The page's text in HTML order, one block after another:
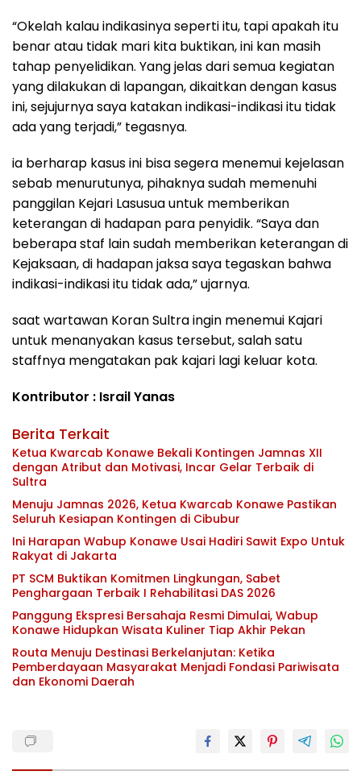
“Okelah kalau indikasinya seperti itu, tapi apakah itu
benar atau tidak mari kita buktikan, ini kan masih
tahap penyelidikan. Yang jelas dari semua kegiatan
yang dilakukan di lapangan, dikaitkan dengan kasus
ini, sejujurnya saya katakan indikasi-indikasi itu tidak
ada yang terjadi,” tegasnya.
ia berharap kasus ini bisa segera menemui kejelasan
sebab menurutunya, pihaknya sudah memenuhi
panggilan Kejari Lasusua untuk memberikan
keterangan di hadapan para penyidik. “Saya dan
beberapa staf lain sudah memberikan keterangan di
Kejaksaan, di hadapan jaksa saya tegaskan bahwa
indikasi-indikasi itu tidak ada,” ujarnya.
saat wartawan Koran Sultra ingin menemui Kajari
untuk menanyakan kasus tersebut, salah satu
staffnya mengatakan pak kajari lagi keluar kota.
Kontributor : Israil Yanas
Berita Terkait
Ketua Kwarcab Konawe Bekali Kontingen Jamnas XII
dengan Atribut dan Motivasi, Incar Gelar Terbaik di
Sultra
Menuju Jamnas 2026, Ketua Kwarcab Konawe Pastikan
Seluruh Kesiapan Kontingen di Cibubur
Ini Harapan Wabup Konawe Usai Hadiri Sawit Expo Untuk
Rakyat di Jakarta
PT SCM Buktikan Komitmen Lingkungan, Sabet
Penghargaan Terbaik I Rehabilitasi DAS 2026
Panggung Ekspresi Bersahaja Resmi Dimulai, Wabup
Konawe Hidupkan Wisata Kuliner Tiap Akhir Pekan
Routa Menuju Destinasi Berkelanjutan: Ketika
Pemberdayaan Masyarakat Menjadi Fondasi Pariwisata
dan Ekonomi Daerah